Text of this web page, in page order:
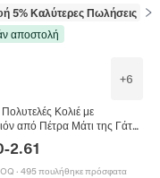
5% Καλύτερες Πωλήσεις
σε
αποστολή
+6
Κολιέ με
από Πέτρα Μάτι της Γάτας
Ατσάλι Τιτανίου
Πλανήτης Κρόνος Κολιέ
Μόδα Κοσμήματα
-2.61
· 495 πουλήθηκε πρόσφατα